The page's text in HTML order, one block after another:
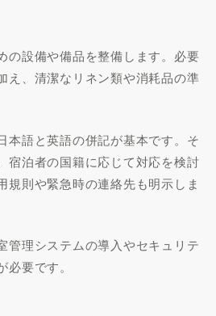
の設備や備品を整備します。必要
え、清潔なリネン類や消耗品の準
本語と英語の併記が基本です。そ
宿泊者の国籍に応じて対応を検討
規則や緊急時の連絡先も明示しま
管理システムの導入やセキュリテ
要です。